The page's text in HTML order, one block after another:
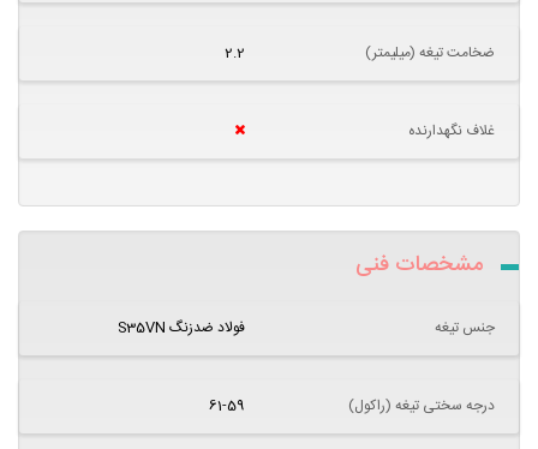
ضخامت تیغه (میلیمتر) 2.2
غلاف نگهدارنده
مشخصات فنی
جنس تیغه فولاد ضدزنگ S35VN
درجه سختی تیغه (راکول) 61-59